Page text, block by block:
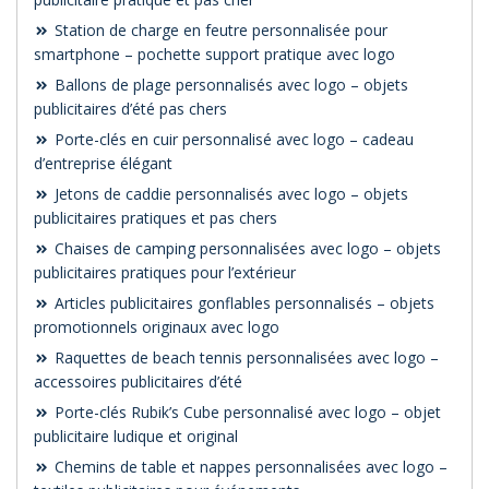
Station de charge en feutre personnalisée pour
smartphone – pochette support pratique avec logo
Ballons de plage personnalisés avec logo – objets
publicitaires d’été pas chers
Porte-clés en cuir personnalisé avec logo – cadeau
d’entreprise élégant
Jetons de caddie personnalisés avec logo – objets
publicitaires pratiques et pas chers
Chaises de camping personnalisées avec logo – objets
publicitaires pratiques pour l’extérieur
Articles publicitaires gonflables personnalisés – objets
promotionnels originaux avec logo
Raquettes de beach tennis personnalisées avec logo –
accessoires publicitaires d’été
Porte-clés Rubik’s Cube personnalisé avec logo – objet
publicitaire ludique et original
Chemins de table et nappes personnalisées avec logo –